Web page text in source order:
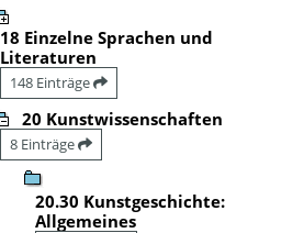
18 Einzelne Sprachen und
Literaturen
148 Einträge
20 Kunstwissenschaften
8 Einträge
20.30 Kunstgeschichte:
Allgemeines